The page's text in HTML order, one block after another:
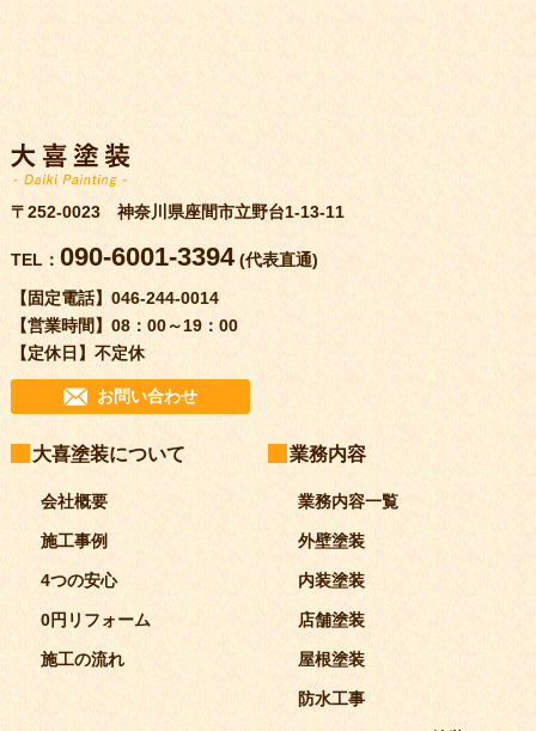
〒252-0023 神奈川県座間市立野台1-13-11
TEL： 090-6001-3394(代表直通)
【固定電話】 046-244-0014
【営業時間】 08：00～19：00
【定休日】 不定休
お問い合わせ
大喜塗装について
会社概要
施工事例
4つの安心
0円リフォーム
施工の流れ
業務内容
業務内容一覧
外壁塗装
内装塗装
店舗塗装
屋根塗装
防水工事